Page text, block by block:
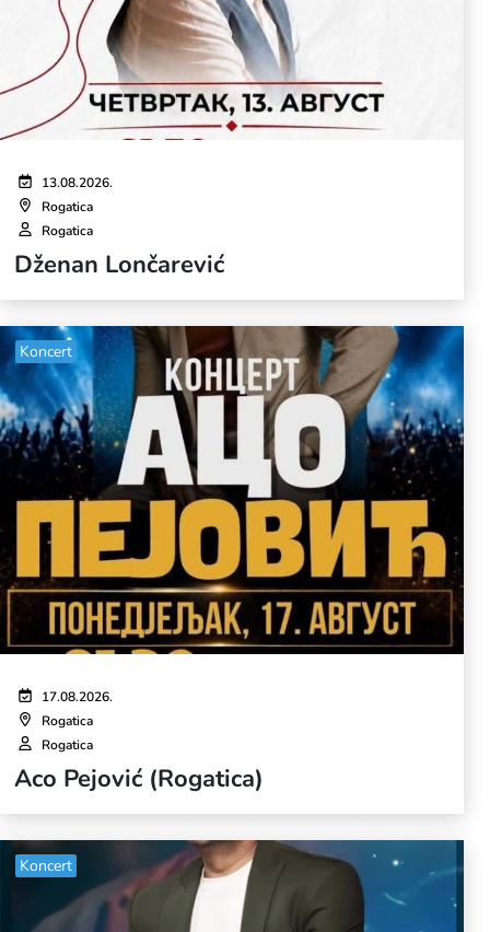
13.08.2026.
Rogatica
Rogatica
Dženan Lončarević
Koncert
17.08.2026.
Rogatica
Rogatica
Aco Pejović (Rogatica)
Koncert